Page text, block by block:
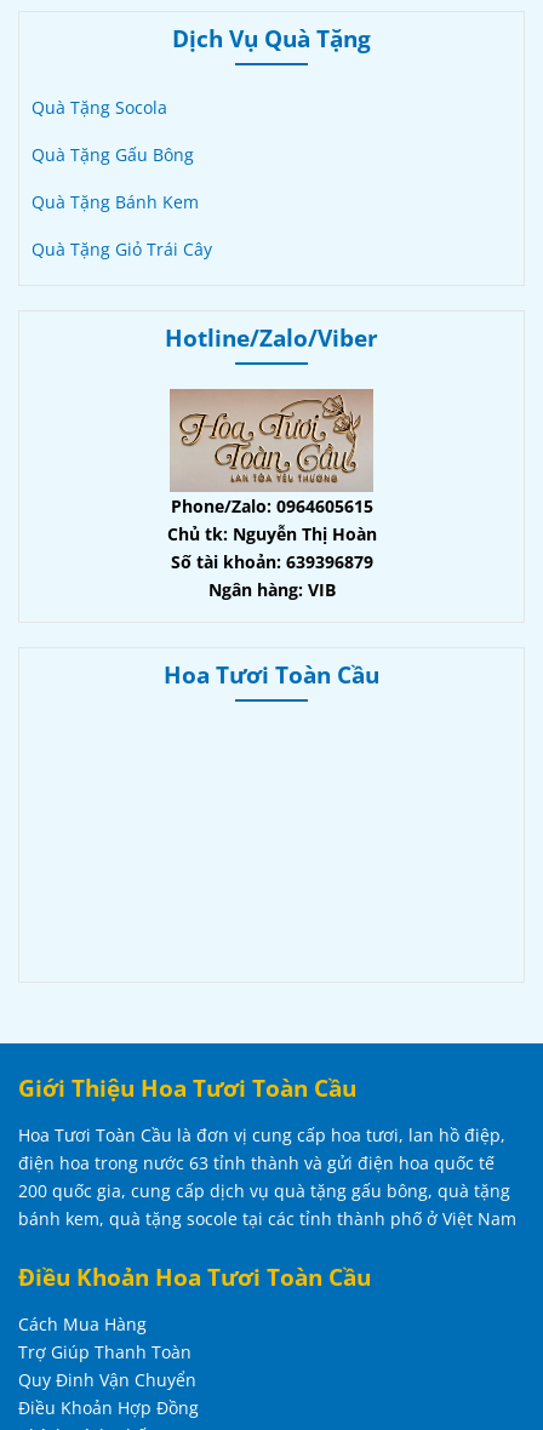
Dịch Vụ Quà Tặng
Quà Tặng Socola
Quà Tặng Gấu Bông
Quà Tặng Bánh Kem
Quà Tặng Giỏ Trái Cây
Hotline/Zalo/Viber
Phone/Zalo: 0964605615
Chủ tk: Nguyễn Thị Hoàn
Số tài khoản: 639396879
Ngân hàng: VIB
Hoa Tươi Toàn Cầu
Giới Thiệu Hoa Tươi Toàn Cầu
Hoa Tươi Toàn Cầu là đơn vị cung cấp hoa tươi, lan hồ điệp,
điện hoa trong nước 63 tỉnh thành và gửi điện hoa quốc tế
200 quốc gia, cung cấp dịch vụ quà tặng gấu bông, quà tặng
bánh kem, quà tặng socole tại các tỉnh thành phố ở Việt Nam
Điều Khoản Hoa Tươi Toàn Cầu
Cách Mua Hàng
Trợ Giúp Thanh Toàn
Quy Đinh Vận Chuyển
Điều Khoản Hợp Đồng